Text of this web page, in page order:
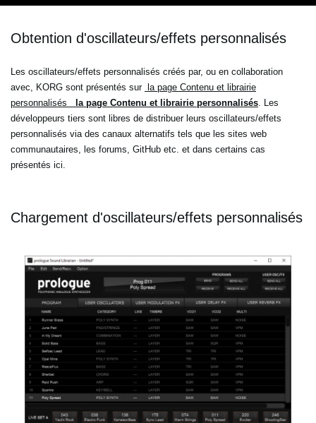
Obtention d'oscillateurs/effets personnalisés
Les oscillateurs/effets personnalisés créés par, ou en collaboration
avec, KORG sont présentés sur
la page Contenu et librairie
personnalisés
la page Contenu et librairie personnalisés. Les
développeurs tiers sont libres de distribuer leurs oscillateurs/effets
personnalisés via des canaux alternatifs tels que les sites web
communautaires, les forums, GitHub etc. et dans certains cas
présentés ici.
Chargement d'oscillateurs/effets personnalisés